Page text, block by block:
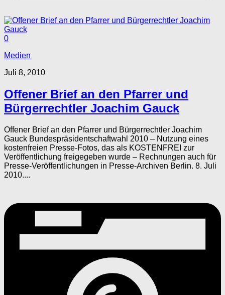
0
Medien
Juli 8, 2010
Offener Brief an den Pfarrer und
Bürgerrechtler Joachim Gauck
Offener Brief an den Pfarrer und Bürgerrechtler Joachim
Gauck Bundespräsidentschaftwahl 2010 – Nutzung eines
kostenfreien Presse-Fotos, das als KOSTENFREI zur
Veröffentlichung freigegeben wurde – Rechnungen auch für
Presse-Veröffentlichungen in Presse-Archiven Berlin. 8. Juli
2010....